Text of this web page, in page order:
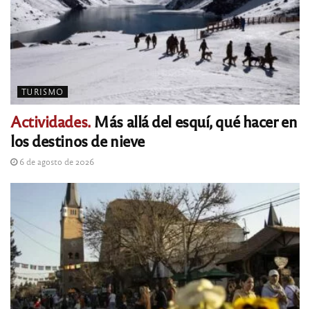
TURISMO
Actividades.Más allá del esquí, qué hacer en
los destinos de nieve
6 de agosto de 2026